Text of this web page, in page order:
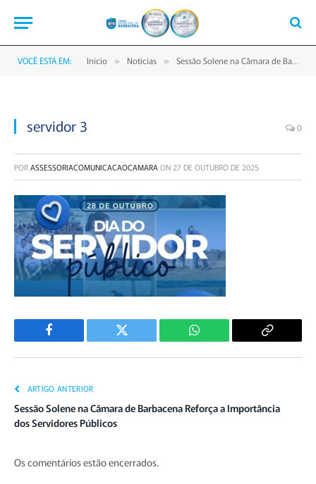
VOCÊ ESTÁ EM: Início » Notícias » Sessão Solene na Câmara de Barbacena Reforça a Importância dos Servidores Públicos
servidor 3 0
PORASSESSORIACOMUNICACAOCAMARAON 27 DE OUTUBRO DE 2025
Facebook Twitter WhatsApp
Copiar
ARTIGO ANTERIOR
Sessão Solene na Câmara de Barbacena Reforça a Importância
dos Servidores Públicos
Os comentários estão encerrados.